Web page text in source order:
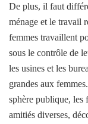
De plus, il faut
ménage et le travail
femmes travaillent
sous le contrôle de
les usines et les
grandes aux femmes.
sphère publique, les
amitiés diverses,